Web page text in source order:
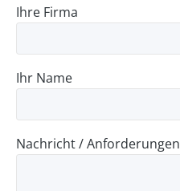
Ihre Firma
Ihr Name
Nachricht / Anforderungen